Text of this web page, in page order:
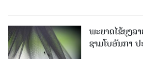
ພະຍາດໄຂ້ຍຸງລ
ຊາມໂບ​ອັນກາ